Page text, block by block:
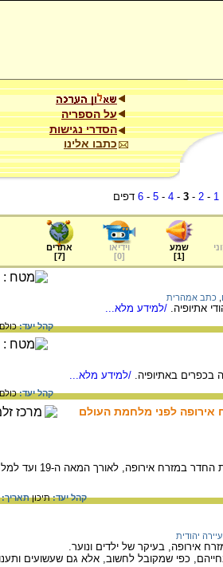
על הספריה
הסדרי נגישות
כתבו אלינו
1
-
2
-
3
-
4
-
5
-
6 דפים
שמע
[
1
]
וידיאו
[
0
]
אתרים
[
7
]
כתב אמהרית
אתיופיה. /למידע מלא...
קהל יעד:כולם
בכפרים באתיופיה. /למידע מלא...
קהל יעד:כולם
אירופה לפני מלחמת העולם
לאורך המאה ה-19 ועד למלחמת העולם הראשונה.
קהל יעד:תיכוןתאריך:
עיירה יהודית
אירופה, בעיקר של ילדים ונוער.
כפי שמקובל לחשוב, אלא גם שעשועים